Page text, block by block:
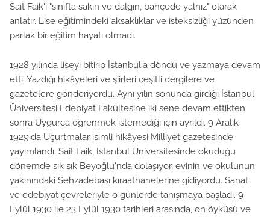
Sait Faik'i "sınıfta sakin ve dalgın, bahçede yalnız" olarak
anlatır. Lise eğitimindeki aksaklıklar ve isteksizliği yüzünden
parlak bir eğitim hayatı olmadı.
1928 yılında liseyi bitirip İstanbul'a döndü ve yazmaya devam
etti. Yazdığı hikâyeleri ve şiirleri çeşitli dergilere ve
gazetelere gönderiyordu. Aynı yılın sonunda girdiği İstanbul
Üniversitesi Edebiyat Fakültesine iki sene devam ettikten
sonra Uygurca öğrenmek istemediği için ayrıldı. 9 Aralık
1929'da Uçurtmalar isimli hikâyesi Milliyet gazetesinde
yayımlandı. Sait Faik, İstanbul Üniversitesinde okuduğu
dönemde sık sık Beyoğlu'nda dolaşıyor, evinin ve okulunun
yakınındaki Şehzadebaşı kıraathanelerine gidiyordu. Sanat
ve edebiyat çevreleriyle o günlerde tanışmaya başladı. 9
Eylül 1930 ile 23 Eylül 1930 tarihleri arasında, on öyküsü ve